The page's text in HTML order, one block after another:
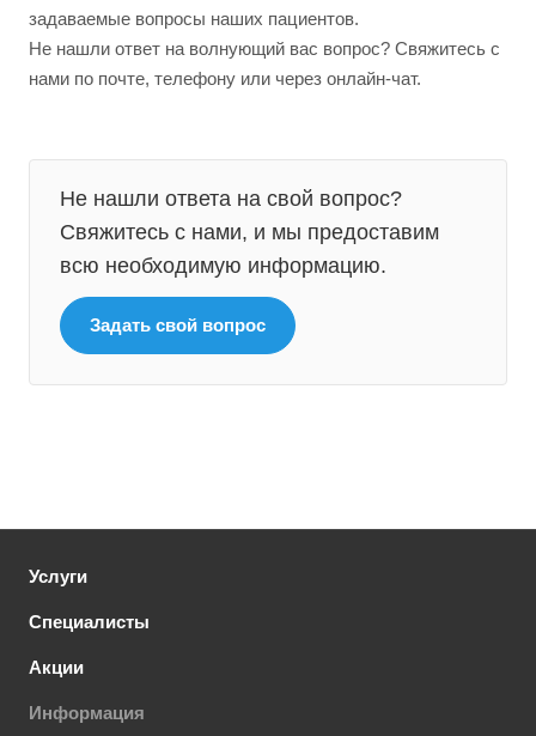
задаваемые вопросы наших пациентов.
Не нашли ответ на волнующий вас вопрос? Свяжитесь с
нами по почте, телефону или через онлайн-чат.
Не нашли ответа на свой вопрос?
Свяжитесь с нами, и мы предоставим
всю необходимую информацию.
Задать свой вопрос
Услуги
Специалисты
Акции
Информация